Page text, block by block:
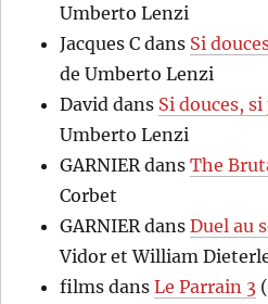
Umberto Lenzi
Jacques C dans Si
de Umberto Lenzi
David dans Si douces,
Umberto Lenzi
GARNIER dansThe
Corbet
GARNIER dansDuel au
Vidor et William
films dansLe Parrain 3